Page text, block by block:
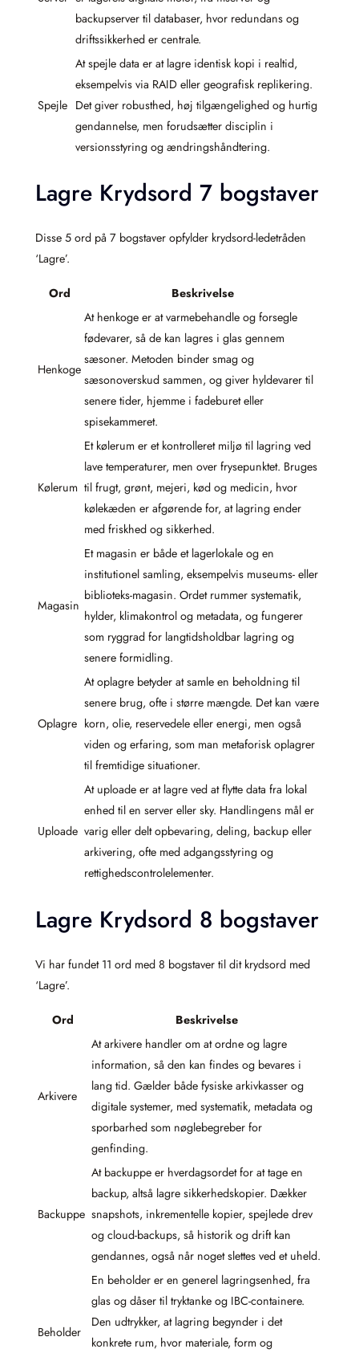
backupserver til databaser, hvor redundans og
driftssikkerhed er centrale.
Spejle
At spejle data er at lagre identisk kopi i realtid,
eksempelvis via RAID eller geografisk replikering.
Det giver robusthed, høj tilgængelighed og hurtig
gendannelse, men forudsætter disciplin i
versionsstyring og ændringshåndtering.
Lagre Krydsord 7 bogstaver
Disse 5 ord på 7 bogstaver opfylder krydsord-ledetråden
‘Lagre’.
Ord Beskrivelse
Henkoge
At henkoge er at varmebehandle og forsegle
fødevarer, så de kan lagres i glas gennem
sæsoner. Metoden binder smag og
sæsonoverskud sammen, og giver hyldevarer til
senere tider, hjemme i fadeburet eller
spisekammeret.
Kølerum
Et kølerum er et kontrolleret miljø til lagring ved
lave temperaturer, men over frysepunktet. Bruges
til frugt, grønt, mejeri, kød og medicin, hvor
kølekæden er afgørende for, at lagring ender
med friskhed og sikkerhed.
Magasin
Et magasin er både et lagerlokale og en
institutionel samling, eksempelvis museums- eller
biblioteks-magasin. Ordet rummer systematik,
hylder, klimakontrol og metadata, og fungerer
som ryggrad for langtidsholdbar lagring og
senere formidling.
Oplagre
At oplagre betyder at samle en beholdning til
senere brug, ofte i større mængde. Det kan være
korn, olie, reservedele eller energi, men også
viden og erfaring, som man metaforisk oplagrer
til fremtidige situationer.
Uploade
At uploade er at lagre ved at flytte data fra lokal
enhed til en server eller sky. Handlingens mål er
varig eller delt opbevaring, deling, backup eller
arkivering, ofte med adgangsstyring og
rettighedscontrolelementer.
Lagre Krydsord 8 bogstaver
Vi har fundet 11 ord med 8 bogstaver til dit krydsord med
‘Lagre’.
Ord Beskrivelse
Arkivere
At arkivere handler om at ordne og lagre
information, så den kan findes og bevares i
lang tid. Gælder både fysiske arkivkasser og
digitale systemer, med systematik, metadata og
sporbarhed som nøglebegreber for
genfinding.
Backuppe
At backuppe er hverdagsordet for at tage en
backup, altså lagre sikkerhedskopier. Dækker
snapshots, inkrementelle kopier, spejlede drev
og cloud-backups, så historik og drift kan
gendannes, også når noget slettes ved et uheld.
Beholder
En beholder er en generel lagringsenhed, fra
glas og dåser til tryktanke og IBC-containere.
Den udtrykker, at lagring begynder i det
konkrete rum, hvor materiale, form og